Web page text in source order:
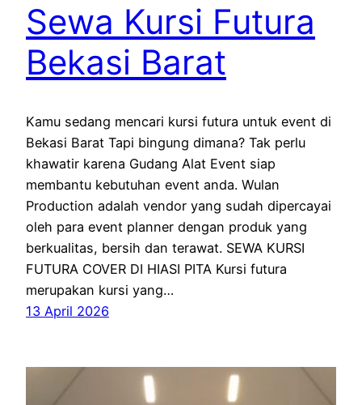
Sewa Kursi Futura
Bekasi Barat
Kamu sedang mencari kursi futura untuk event di
Bekasi Barat Tapi bingung dimana? Tak perlu
khawatir karena Gudang Alat Event siap
membantu kebutuhan event anda. Wulan
Production adalah vendor yang sudah dipercayai
oleh para event planner dengan produk yang
berkualitas, bersih dan terawat. SEWA KURSI
FUTURA COVER DI HIASI PITA Kursi futura
merupakan kursi yang…
13 April 2026